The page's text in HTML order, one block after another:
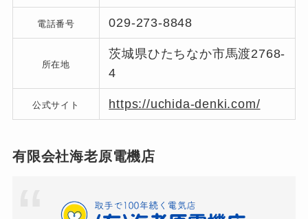
電話番号 029-273-8848
所在地
茨城県ひたちなか市馬渡2768-
4
公式サイト https://uchida-denki.com/
有限会社海老原電機店